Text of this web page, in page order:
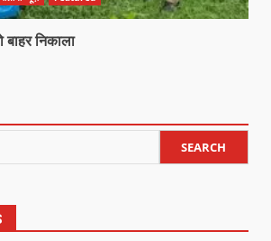
निकाला
SEARCH